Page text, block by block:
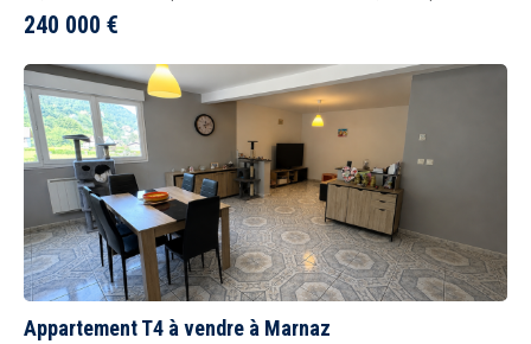
Tous
Ancien Neuf
Balcon
Terrasse
Piscine
Garage
Parking
Chambre au rez-de-
chaussée
240 000 €
Appartement T4 à vendre à Marnaz